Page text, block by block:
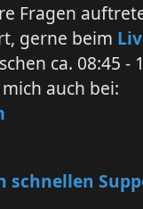
Fragen
gerne beim
ca. 08:45 -
auch bei:
schnellen